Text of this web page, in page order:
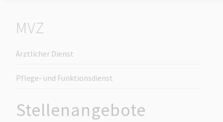
MVZ
Ärztlicher Dienst
Pflege- und Funktionsdienst
Stellenangebote